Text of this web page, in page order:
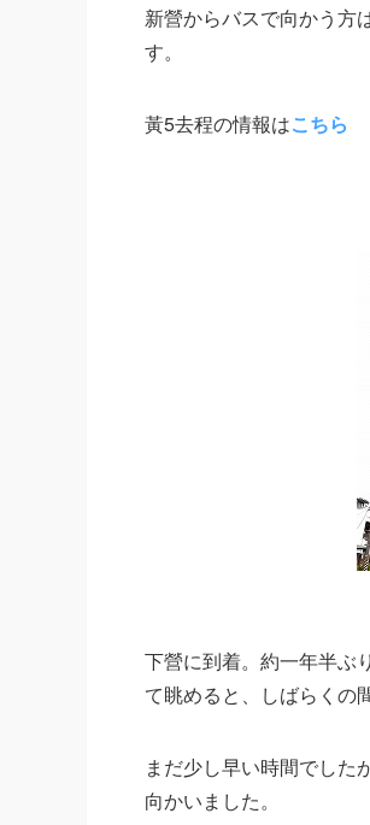
新營からバスで向かう方
す。
黃5去程の情報はこちら
下營に到着。約一年半ぶ
て眺めると、しばらくの
まだ少し早い時間でした
向かいました。